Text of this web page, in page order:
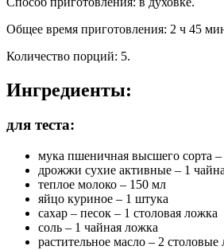
Общее время приготовления: 2 ч 45
Количество порций: 5.
Ингредиенты:
для теста:
мука пшеничная высшего сорта –
дрожжи сухие активные – 1
теплое молоко – 150 мл
яйцо куриное – 1 штука
сахар – песок – 1 столовая ложка
соль – 1 чайная ложка
растительное масло – 2 столовые